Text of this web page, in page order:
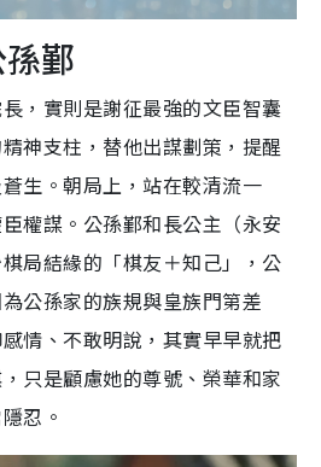
鄞
，實則是謝征最強的文臣智囊
神支柱，替他出謀劃策，提醒
生。朝局上，站在較清流一
權謀。公孫鄞和長公主（永安
局結緣的「棋友＋知己」，公
公孫家的族規與皇族門第差
情、不敢明說，其實早早就把
只是顧慮她的尊號、榮華和家
忍。